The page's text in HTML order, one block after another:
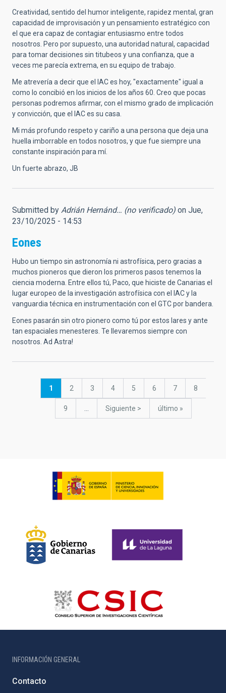
Creatividad, sentido del humor inteligente, rapidez mental, gran
capacidad de improvisación y un pensamiento estratégico con
el que era capaz de contagiar entusiasmo entre todos
nosotros. Pero por supuesto, una autoridad natural, capacidad
para tomar decisiones sin titubeos y una confianza, que a
veces me parecía extrema, en su equipo de trabajo.
Me atrevería a decir que el IAC es hoy, "exactamente" igual a
como lo concibió en los inicios de los años 60. Creo que pocas
personas podremos afirmar, con el mismo grado de implicación
y convicción, que el IAC es su casa.
Mi más profundo respeto y cariño a una persona que deja una
huella imborrable en todos nosotros, y que fue siempre una
constante inspiración para mí.
Un fuerte abrazo, JB
Submitted by Adrián Hernánd… (no verificado) on Jue,
23/10/2025 - 14:53
Eones
Hubo un tiempo sin astronomía ni astrofísica, pero gracias a
muchos pioneros que dieron los primeros pasos tenemos la
ciencia moderna. Entre ellos tú, Paco, que hiciste de Canarias el
lugar europeo de la investigación astrofísica con el IAC y la
vanguardia técnica en instrumentación con el GTC por bandera.
Eones pasarán sin otro pionero como tú por estos lares y ante
tan espaciales menesteres. Te llevaremos siempre con
nosotros. Ad Astra!
PaginaciónPágina
1 Página
2 Página
3 Página
4 Página
5 Página
6 Página
7 Página
8
Página
9 …
Siguiente
Siguiente >
última
último »
INFORMACIÓN GENERAL
Contacto